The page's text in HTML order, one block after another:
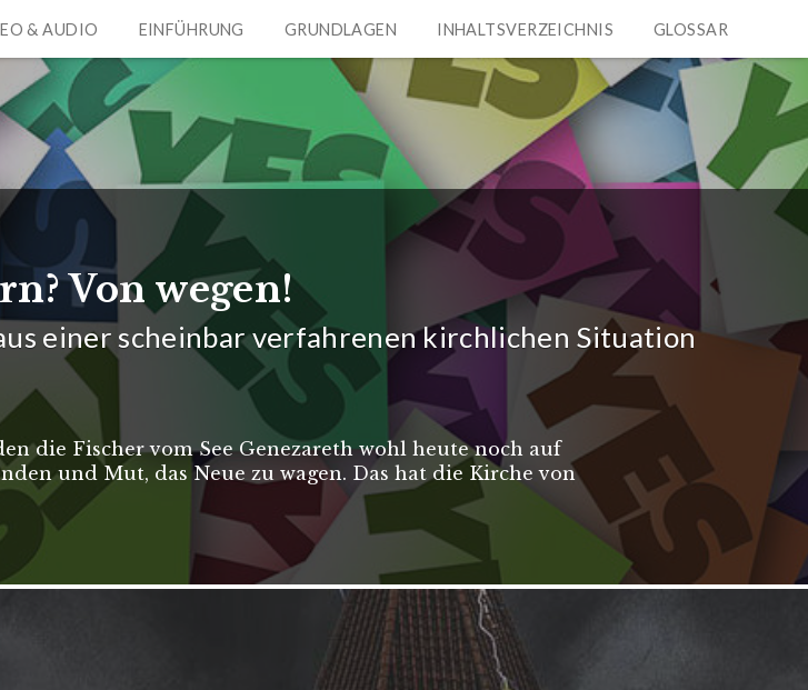
& AUDIO EINFÜHRUNG GRUNDLAGEN INHALTSVERZEICHNIS GLOSSAR
Menü
Von wegen!
einer scheinbar verfahrenen kirchlichen Situation
die Fischer vom See Genezareth wohl heute noch auf
und Mut, das Neue zu wagen. Das hat die Kirche von